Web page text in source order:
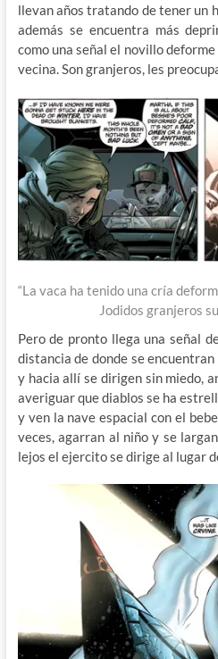
llevan años tratando de tener un
además se encuentra más
como una señal el novillo
vecina. Son granjeros, les
“La vaca ha tenido una cría
Jodidos granjeros
Pero de pronto llega una señal
distancia de donde se
y hacia allí se dirigen sin miedo,
averiguar que diablos se ha
y ven la nave espacial con el
veces, agarran al niño y se
lejos el ejercito se dirige al lugar